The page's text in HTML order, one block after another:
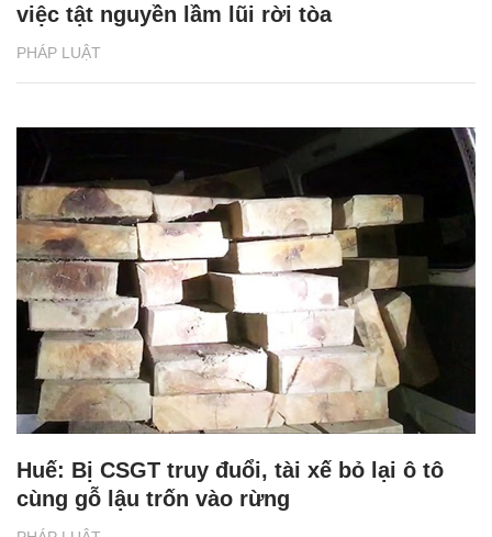
PHÁP LUẬT
việc tật nguyền lầm lũi rời tòa
Huế: Bị CSGT truy đuổi, tài xế bỏ lại ô tô
cùng gỗ lậu trốn vào rừng